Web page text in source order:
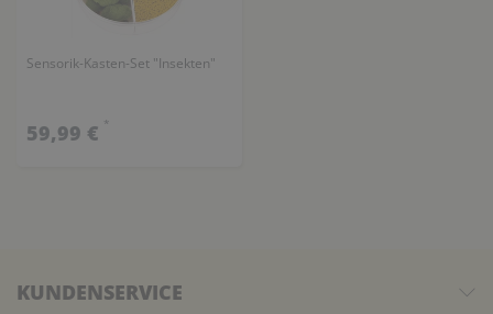
Sensorik-Kasten-Set "Insekten"
59,99 € *
KUNDENSERVICE